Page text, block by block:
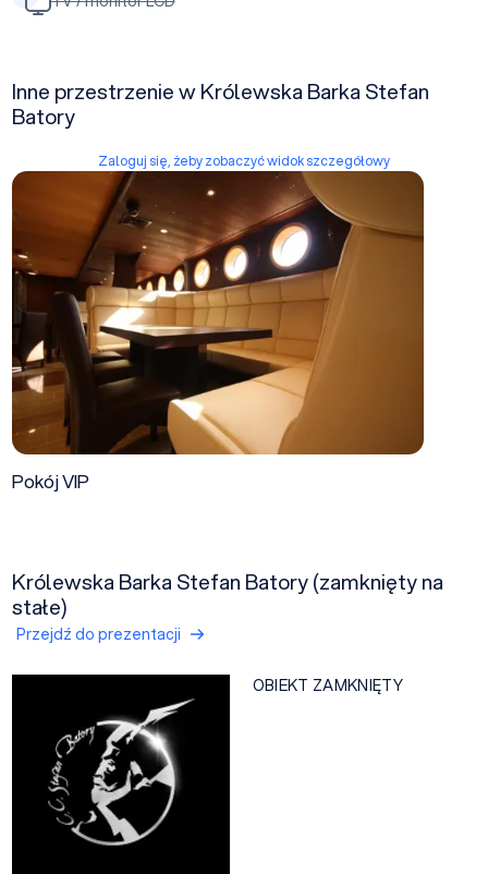
Inne przestrzenie w Królewska Barka Stefan
Batory
Zaloguj się, żeby zobaczyć widok szczegółowy
Pokój VIP
Królewska Barka Stefan Batory (zamknięty na
stałe)
Przejdź do prezentacji
OBIEKT ZAMKNIĘTY